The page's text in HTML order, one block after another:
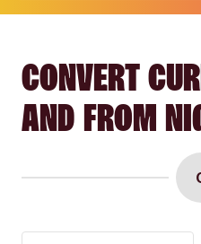
CONVERT
AND FROM